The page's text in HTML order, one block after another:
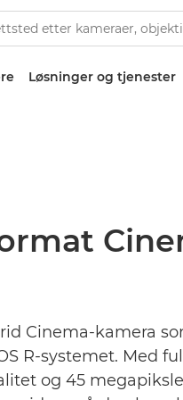
Løsninger og tjenester
Cinema-kamera
R-systemet. Med
og 45